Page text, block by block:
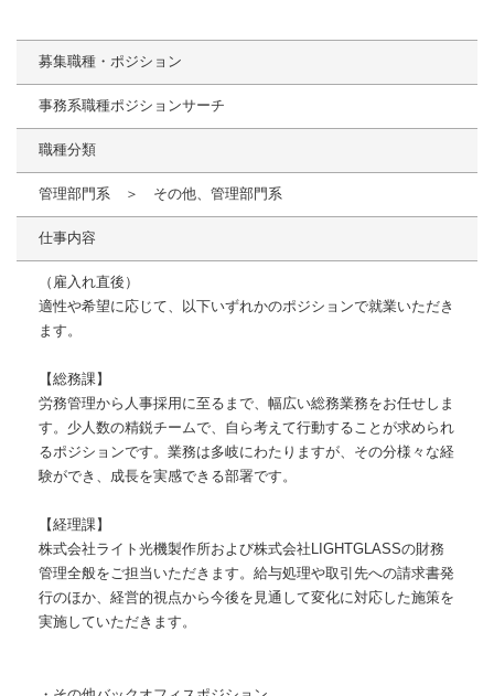
募集職種・ポジション
事務系職種ポジションサーチ
職種分類
管理部門系 ＞ その他、管理部門系
仕事内容
（雇入れ直後）
適性や希望に応じて、以下いずれかのポジションで就業いただき
ます。
【総務課】
労務管理から人事採用に至るまで、幅広い総務業務をお任せしま
す。少人数の精鋭チームで、自ら考えて行動することが求められ
るポジションです。業務は多岐にわたりますが、その分様々な経
験ができ、成長を実感できる部署です。
【経理課】
株式会社ライト光機製作所および株式会社LIGHTGLASSの財務
管理全般をご担当いただきます。給与処理や取引先への請求書発
行のほか、経営的視点から今後を見通して変化に対応した施策を
実施していただきます。